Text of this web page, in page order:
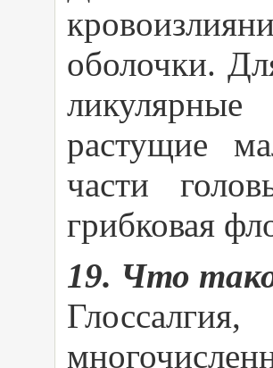
оболочки.
растущие
части
грибковая
19. Что